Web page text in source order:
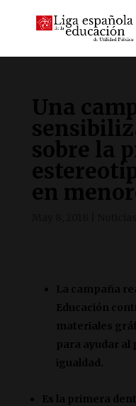
Una
sobre la
en
La campaña
Educación
materiales
para ayudar al
igualdad.
Es la primera